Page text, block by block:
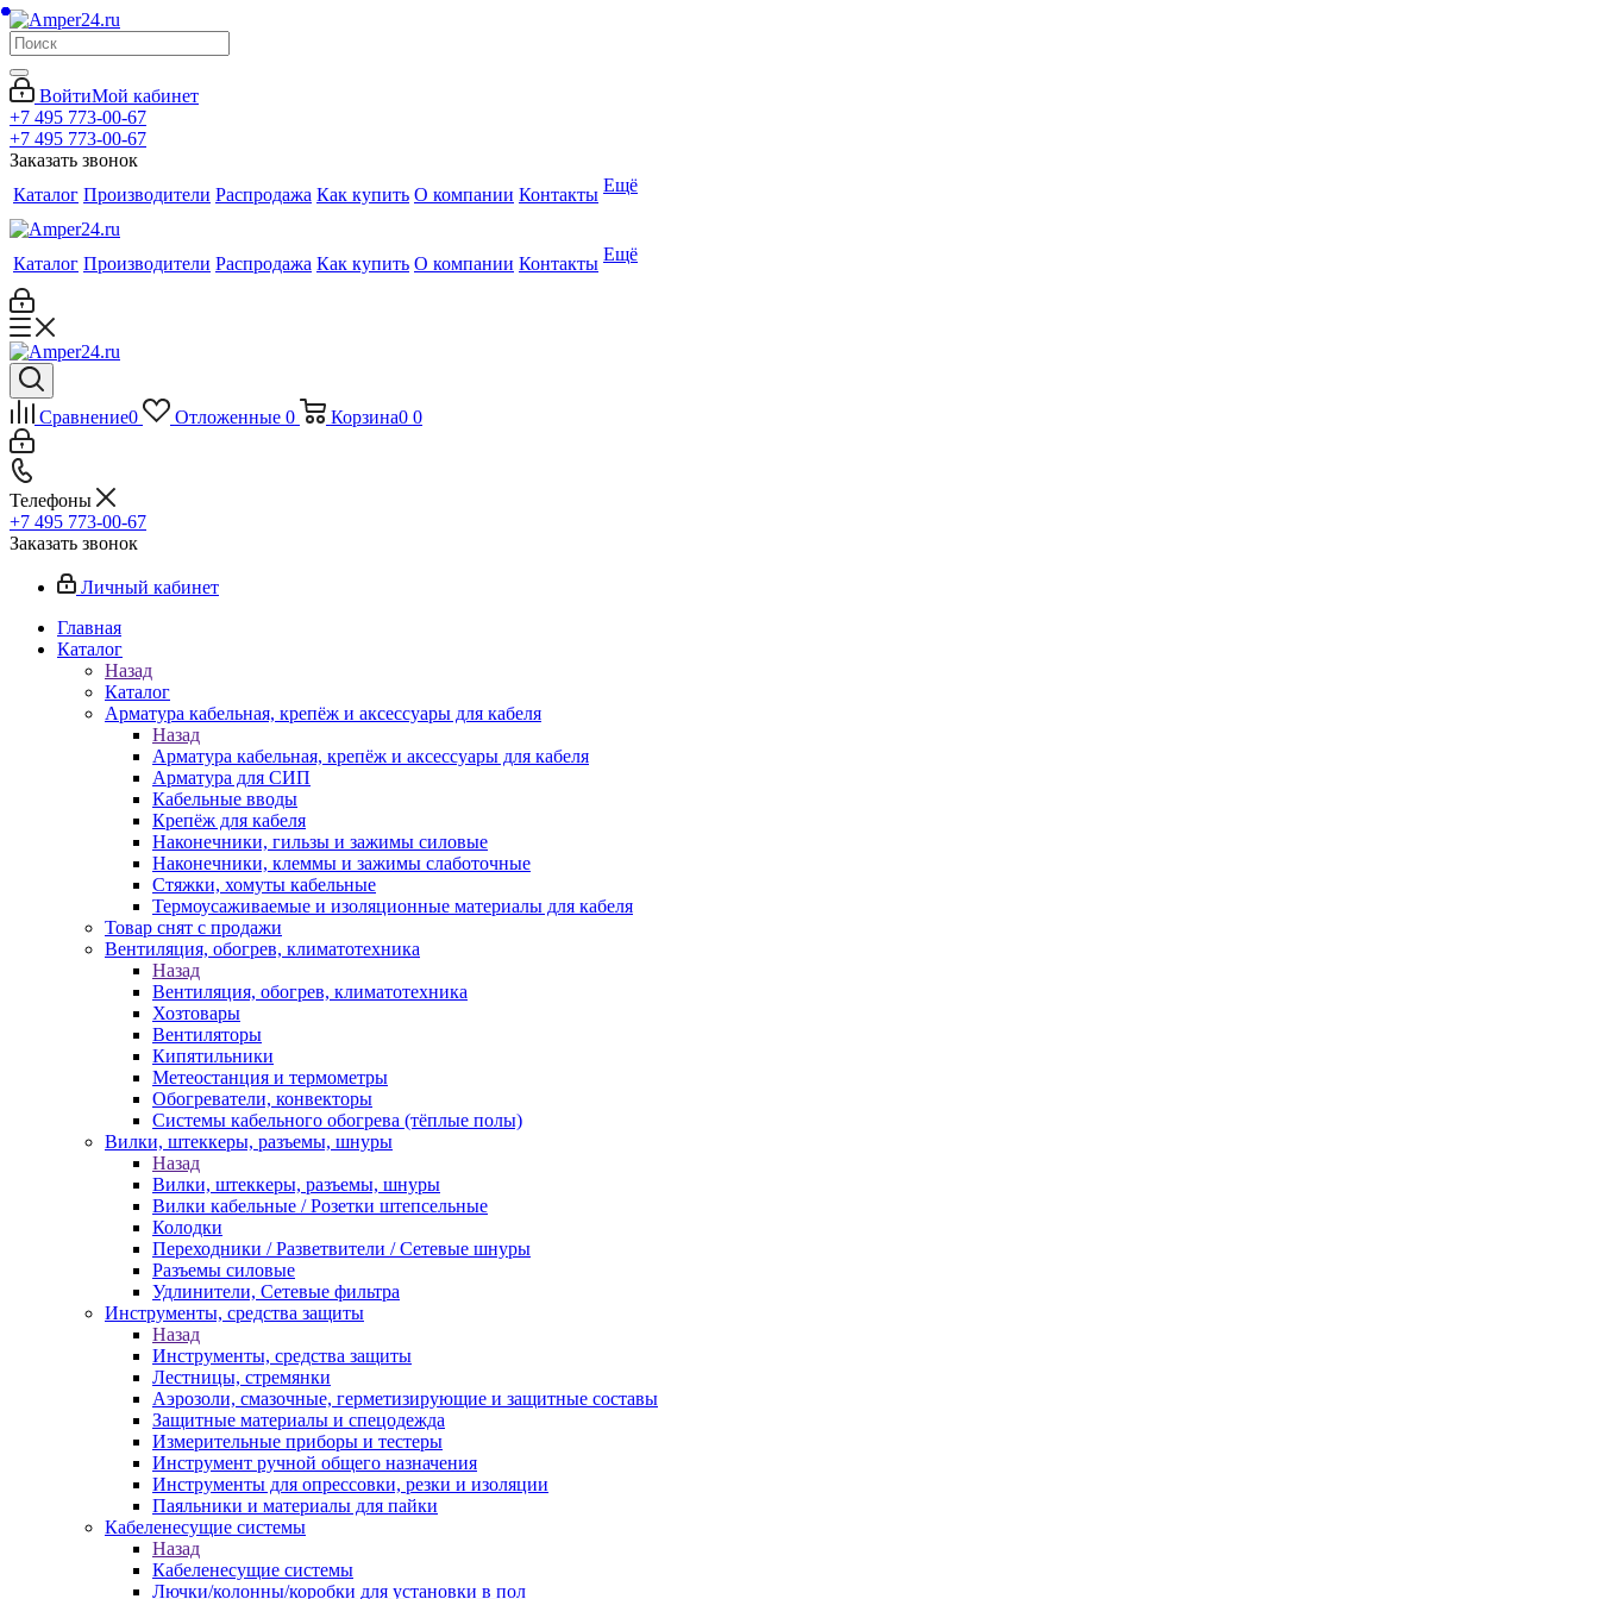
ВойтиМой кабинет
+7 495 773-00-67
+7 495 773-00-67
Заказать звонок
Каталог Производители Распродажа Как купить О компании Контакты Ещё
Каталог Производители Распродажа Как купить О компании Контакты Ещё
Сравнение0 Отложенные 0 Корзина0 0
Телефоны
+7 495 773-00-67
Заказать звонок
Личный кабинет
Главная
Каталог
Назад
Каталог
Арматура кабельная, крепёж и аксессуары для кабеля
Назад
Арматура кабельная, крепёж и аксессуары для кабеля
Арматура для СИП
Кабельные вводы
Крепёж для кабеля
Наконечники, гильзы и зажимы силовые
Наконечники, клеммы и зажимы слаботочные
Стяжки, хомуты кабельные
Термоусаживаемые и изоляционные материалы для кабеля
Товар снят с продажи
Вентиляция, обогрев, климатотехника
Назад
Вентиляция, обогрев, климатотехника
Хозтовары
Вентиляторы
Кипятильники
Метеостанция и термометры
Обогреватели, конвекторы
Системы кабельного обогрева (тёплые полы)
Вилки, штеккеры, разъемы, шнуры
Назад
Вилки, штеккеры, разъемы, шнуры
Вилки кабельные / Розетки штепсельные
Колодки
Переходники / Разветвители / Сетевые шнуры
Разъемы силовые
Удлинители, Сетевые фильтра
Инструменты, средства защиты
Назад
Инструменты, средства защиты
Лестницы, стремянки
Аэрозоли, смазочные, герметизирующие и защитные составы
Защитные материалы и спецодежда
Измерительные приборы и тестеры
Инструмент ручной общего назначения
Инструменты для опрессовки, резки и изоляции
Паяльники и материалы для пайки
Кабеленесущие системы
Назад
Кабеленесущие системы
Лючки/колонны/коробки для установки в пол